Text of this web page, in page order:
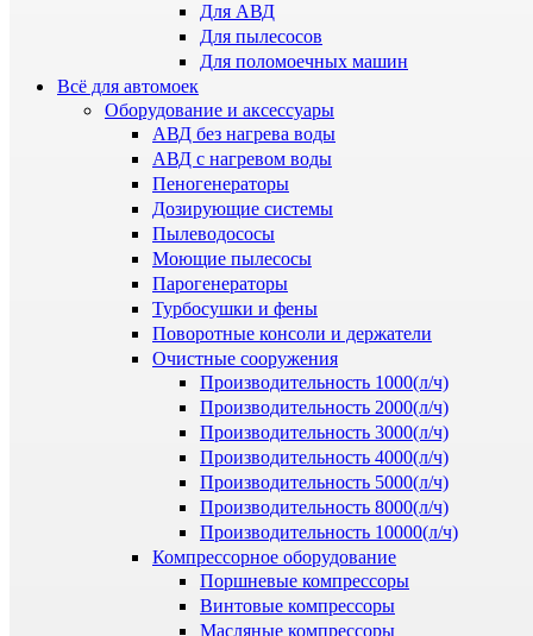
Для АВД
Для пылесосов
Для поломоечных машин
Всё для автомоек
Оборудование и аксессуары
АВД без нагрева воды
АВД с нагревом воды
Пеногенераторы
Дозирующие системы
Пылеводососы
Моющие пылесосы
Парогенераторы
Турбосушки и фены
Поворотные консоли и держатели
Очистные сооружения
Производительность 1000(л/ч)
Производительность 2000(л/ч)
Производительность 3000(л/ч)
Производительность 4000(л/ч)
Производительность 5000(л/ч)
Производительность 8000(л/ч)
Производительность 10000(л/ч)
Компрессорное оборудование
Поршневые компрессоры
Винтовые компрессоры
Масляные компрессоры